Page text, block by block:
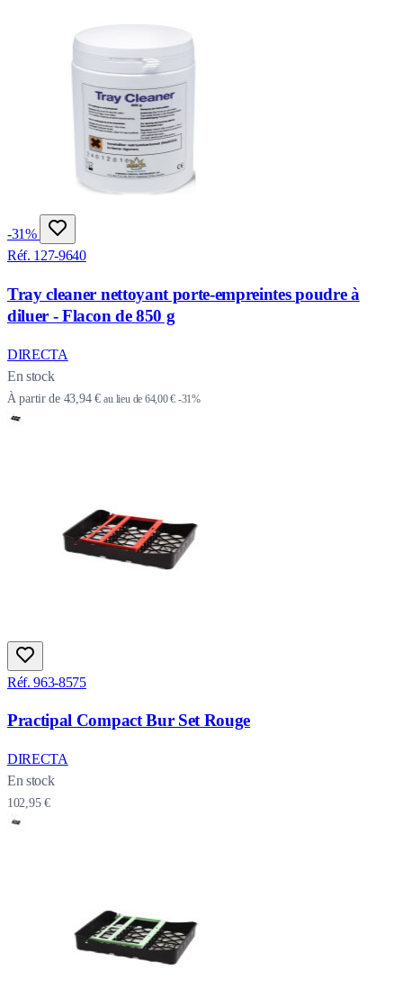
-31%
Réf. 127-9640
Tray cleaner nettoyant porte-empreintes poudre à
diluer - Flacon de 850 g
DIRECTA
En stock
À partir de 43,94 € au lieu de 64,00 € -31%
Réf. 963-8575
Practipal Compact Bur Set Rouge
DIRECTA
En stock
102,95 €